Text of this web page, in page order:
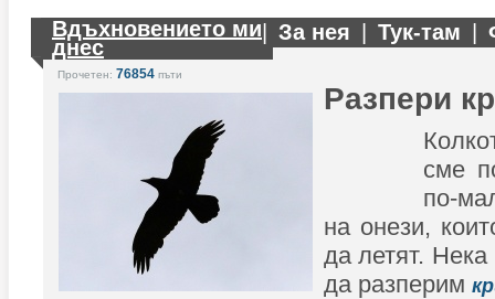
Вдъхновението ми
днес
За нея Тук-там
Прочетен: 76854 пъти
Разпери
сме
по-
на онези,
да летят.
да разперим